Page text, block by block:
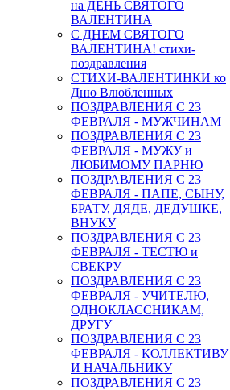
на ДЕНЬ СВЯТОГО
ВАЛЕНТИНА
С ДНЕМ СВЯТОГО
ВАЛЕНТИНА! стихи-
поздравления
СТИХИ-ВАЛЕНТИНКИ ко
Дню Влюбленных
ПОЗДРАВЛЕНИЯ С 23
ФЕВРАЛЯ - МУЖЧИНАМ
ПОЗДРАВЛЕНИЯ С 23
ФЕВРАЛЯ - МУЖУ и
ЛЮБИМОМУ ПАРНЮ
ПОЗДРАВЛЕНИЯ С 23
ФЕВРАЛЯ - ПАПЕ, СЫНУ,
БРАТУ, ДЯДЕ, ДЕДУШКЕ,
ВНУКУ
ПОЗДРАВЛЕНИЯ С 23
ФЕВРАЛЯ - ТЕСТЮ и
СВЕКРУ
ПОЗДРАВЛЕНИЯ С 23
ФЕВРАЛЯ - УЧИТЕЛЮ,
ОДНОКЛАССНИКАМ,
ДРУГУ
ПОЗДРАВЛЕНИЯ С 23
ФЕВРАЛЯ - КОЛЛЕКТИВУ
И НАЧАЛЬНИКУ
ПОЗДРАВЛЕНИЯ С 23